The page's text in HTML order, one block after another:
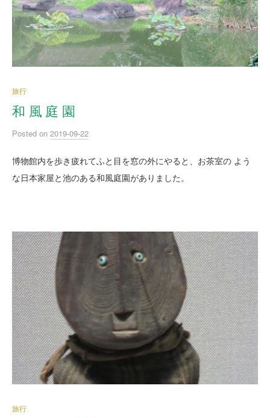
旅行
和 風 庭 園
Posted on 2019-09-22
博物館内を歩き疲れてふと目を窓の外にやると、お茶室の よう
な日本家屋と池のある和風庭園がありました。
旅行